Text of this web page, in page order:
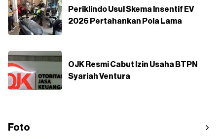
Periklindo Usul Skema Insentif EV
2026 Pertahankan Pola Lama
OJK Resmi Cabut Izin Usaha BTPN
Syariah Ventura
Foto